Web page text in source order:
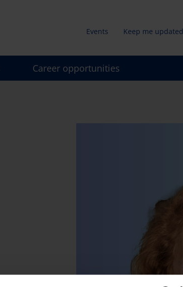
Secundair
menu
Events Keep me updated
Career opportunities